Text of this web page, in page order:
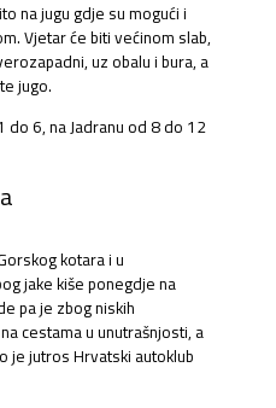
na jugu gdje su mogući i
Vjetar će biti većinom slab,
uz obalu i bura, a
jugo.
do 6, na Jadranu od 8 do 12
kotara i u
jake kiše ponegdje na
pa je zbog niskih
cestama u unutrašnjosti, a
je jutros Hrvatski autoklub